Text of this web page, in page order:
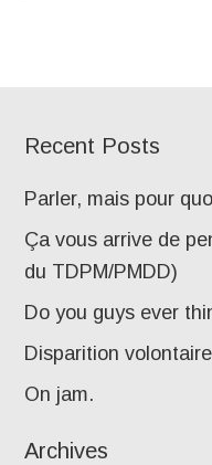
Recent Posts
Parler, mais pour
Ça vous arrive de
du TDPM/PMDD)
Do you guys ever
Disparition volontaire
On jam.
Archives